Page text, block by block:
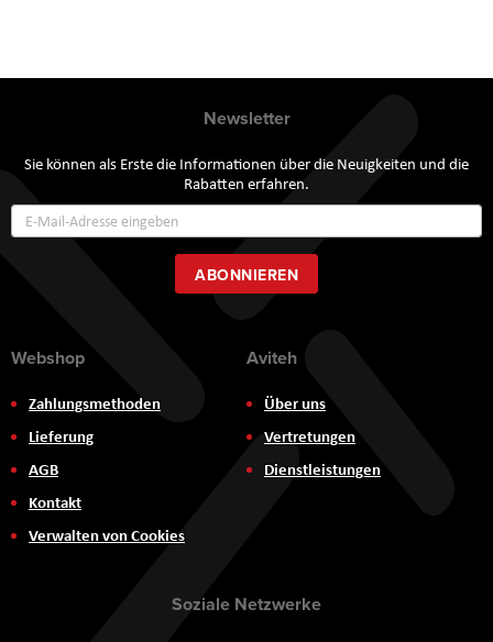
Newsletter
Sie können als Erste die Informationen über die Neuigkeiten und die
Rabatten erfahren.
zum
Newsletter:
ABONNIEREN
Webshop
Zahlungsmethoden
Lieferung
AGB
Kontakt
Verwalten von Cookies
Aviteh
Über uns
Vertretungen
Dienstleistungen
Soziale Netzwerke